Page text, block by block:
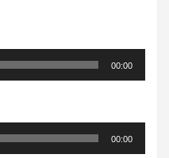
00:00
00:00